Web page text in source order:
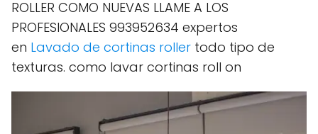
ROLLER COMO NUEVAS LLAME A LOS
PROFESIONALES 993952634 expertos
en Lavado de cortinas roller todo tipo de
texturas. como lavar cortinas roll on